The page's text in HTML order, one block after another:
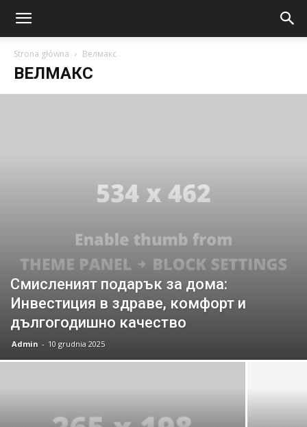
Strona główna Велмакс
ВЕЛМАКС
Смисленият подарък за дома:
Инвестиция в здраве, комфорт и
дългогодишно качество
Admin - 10 grudnia 2025